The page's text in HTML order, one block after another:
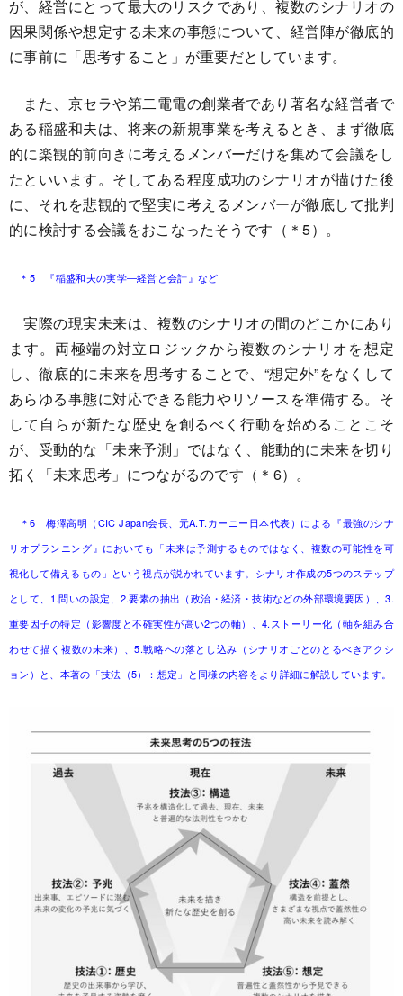
が、経営にとって最大のリスクであり、複数のシナリオの
因果関係や想定する未来の事態について、経営陣が徹底的
に事前に「思考すること」が重要だとしています。
また、京セラや第二電電の創業者であり著名な経営者で
ある稲盛和夫は、将来の新規事業を考えるとき、まず徹底
的に楽観的前向きに考えるメンバーだけを集めて会議をし
たといいます。そしてある程度成功のシナリオが描けた後
に、それを悲観的で堅実に考えるメンバーが徹底して批判
的に検討する会議をおこなったそうです（＊5）。
＊5 『稲盛和夫の実学―経営と会計』など
実際の現実未来は、複数のシナリオの間のどこかにあり
ます。両極端の対立ロジックから複数のシナリオを想定
し、徹底的に未来を思考することで、“想定外”をなくして
あらゆる事態に対応できる能力やリソースを準備する。そ
して自らが新たな歴史を創るべく行動を始めることこそ
が、受動的な「未来予測」ではなく、能動的に未来を切り
拓く「未来思考」につながるのです（＊6）。
＊6 梅澤高明（CIC Japan会長、元A.T.カーニー日本代表）による『最強のシナ
リオプランニング』においても「未来は予測するものではなく、複数の可能性を可
視化して備えるもの」という視点が説かれています。シナリオ作成の5つのステップ
として、1.問いの設定、2.要素の抽出（政治・経済・技術などの外部環境要因）、3.
重要因子の特定（影響度と不確実性が高い2つの軸）、4.ストーリー化（軸を組み合
わせて描く複数の未来）、5.戦略への落とし込み（シナリオごとのとるべきアクシ
ョン）と、本著の「技法（5）：想定」と同様の内容をより詳細に解説しています。